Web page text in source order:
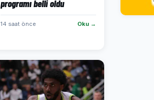
programı belli oldu
14 saat önce Oku →